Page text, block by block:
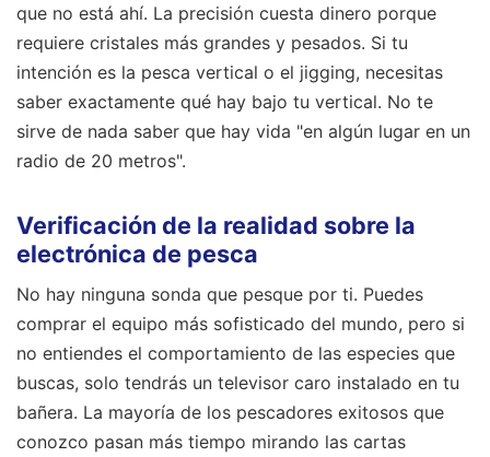
que no está ahí. La precisión cuesta dinero porque
requiere cristales más grandes y pesados. Si tu
intención es la pesca vertical o el jigging, necesitas
saber exactamente qué hay bajo tu vertical. No te
sirve de nada saber que hay vida "en algún lugar en un
radio de 20 metros".
Verificación de la realidad sobre la
electrónica de pesca
No hay ninguna sonda que pesque por ti. Puedes
comprar el equipo más sofisticado del mundo, pero si
no entiendes el comportamiento de las especies que
buscas, solo tendrás un televisor caro instalado en tu
bañera. La mayoría de los pescadores exitosos que
conozco pasan más tiempo mirando las cartas